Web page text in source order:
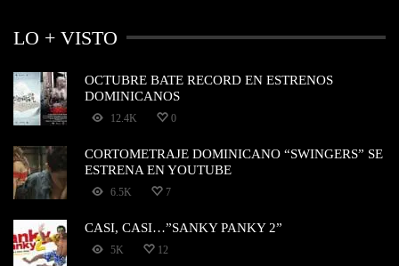
LO + VISTO
OCTUBRE BATE RECORD EN ESTRENOS
DOMINICANOS
12.4K 0
CORTOMETRAJE DOMINICANO “SWINGERS” SE
ESTRENA EN YOUTUBE
6.5K 7
CASI, CASI…”SANKY PANKY 2”
5K 12